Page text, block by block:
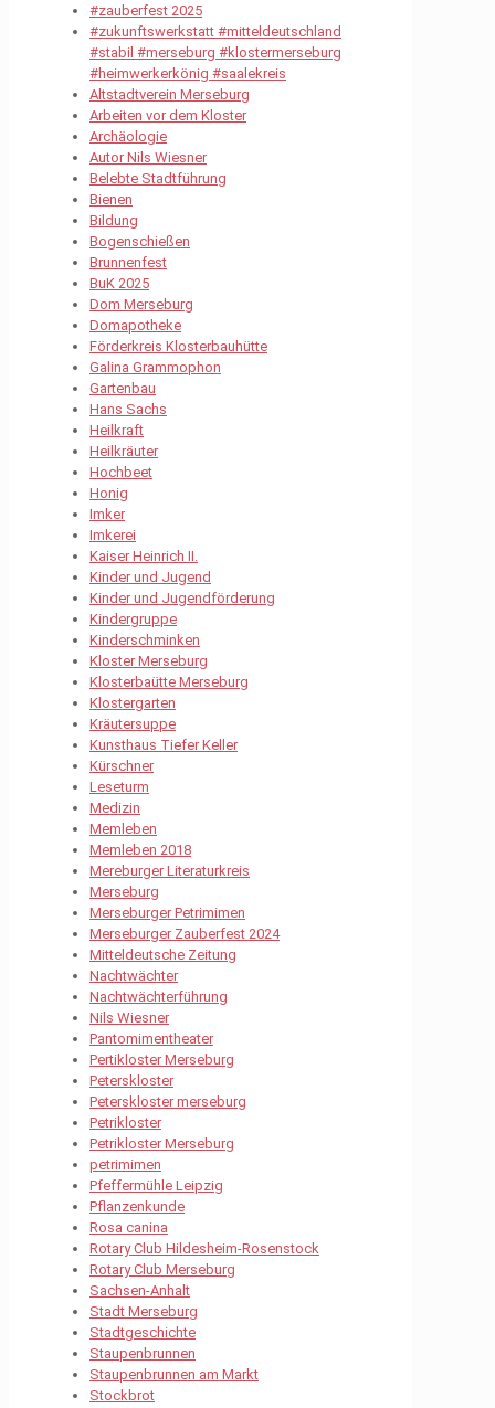
#zauberfest 2025
#zukunftswerkstatt #mitteldeutschland
#stabil #merseburg #klostermerseburg
#heimwerkerkönig #saalekreis
Altstadtverein Merseburg
Arbeiten vor dem Kloster
Archäologie
Autor Nils Wiesner
Belebte Stadtführung
Bienen
Bildung
Bogenschießen
Brunnenfest
BuK 2025
Dom Merseburg
Domapotheke
Förderkreis Klosterbauhütte
Galina Grammophon
Gartenbau
Hans Sachs
Heilkraft
Heilkräuter
Hochbeet
Honig
Imker
Imkerei
Kaiser Heinrich II.
Kinder und Jugend
Kinder und Jugendförderung
Kindergruppe
Kinderschminken
Kloster Merseburg
Klosterbaütte Merseburg
Klostergarten
Kräutersuppe
Kunsthaus Tiefer Keller
Kürschner
Leseturm
Medizin
Memleben
Memleben 2018
Mereburger Literaturkreis
Merseburg
Merseburger Petrimimen
Merseburger Zauberfest 2024
Mitteldeutsche Zeitung
Nachtwächter
Nachtwächterführung
Nils Wiesner
Pantomimentheater
Pertikloster Merseburg
Peterskloster
Peterskloster merseburg
Petrikloster
Petrikloster Merseburg
petrimimen
Pfeffermühle Leipzig
Pflanzenkunde
Rosa canina
Rotary Club Hildesheim-Rosenstock
Rotary Club Merseburg
Sachsen-Anhalt
Stadt Merseburg
Stadtgeschichte
Staupenbrunnen
Staupenbrunnen am Markt
Stockbrot